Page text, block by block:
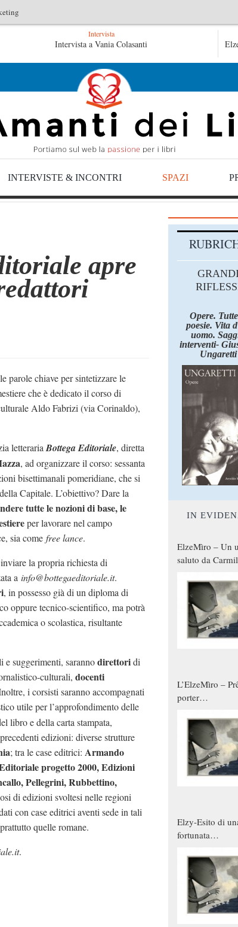
verrà – Fruttero & Lucentini Le anime salve di
Intervista
Intervista a Vania Colasanti
INTERVISTE & INCONTRI SPAZI
apre
parole chiave per sintetizzare le
che è dedicato il corso di
Aldo Fabrizi (via Corinaldo),
letteraria Bottega Editoriale, diretta
, ad organizzare il corso: sessanta
bisettimanali pomeridiane, che si
Capitale. L’obiettivo? Dare la
tutte le nozioni di base, le
per lavorare nel campo
sia come free lance.
la propria richiesta di
a info@bottegaeditoriale.it.
, in possesso già di un diploma di
oppure tecnico-scientifico, ma potrà
o scolastica, risultante
suggerimenti, sarannodirettoridi
culturali, docenti
i corsisti saranno accompagnati
utile per l’approfondimento delle
libro e della carta stampata,
edizioni: diverse strutture
; tra le case editrici: Armando
progetto 2000, Edizioni
Pellegrini, Rubbettino,
di edizioni svoltesi nelle regioni
con case editrici aventi sede in tali
quelle romane.
.
Opere.
poesie. Vita
uomo.
interventi-
Ungaretti
IN
ElzeMìro – Un
saluto da
qualche modo
donne
L’ElzeMìro –
porter
Elzy-Esito di
fortunata